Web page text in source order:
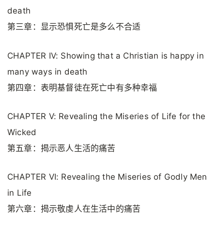
death
第三章：显示恐惧死亡是多么不合适
CHAPTER IV: Showing that a Christian is happy in
many ways in death
第四章：表明基督徒在死亡中有多种幸福
CHAPTER V: Revealing the Miseries of Life for the
Wicked
第五章：揭示恶人生活的痛苦
CHAPTER VI: Revealing the Miseries of Godly Men
in Life
第六章：揭示敬虔人在生活中的痛苦